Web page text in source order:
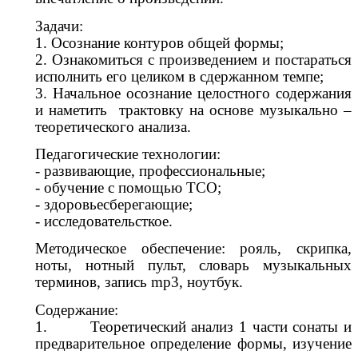
Задачи:
1. Осознание контуров общей формы;
2. Ознакомиться с произведением и постараться
исполнить его целиком в сдержанном темпе;
3. Начальное осознание целостного содержания
и наметить трактовку на основе музыкально –
теоретического анализа.
Педагогические технологии:
- развивающие, профессиональные;
- обучение с помощью ТСО;
- здоровьесберегающие;
- исследовательсткое.
Методическое обеспечение: рояль, скрипка,
ноты, нотный пульт, словарь музыкальных
терминов, запись mp3, ноутбук.
Содержание:
1. Теоретический анализ 1 части сонаты и
предварительное определение формы, изучение